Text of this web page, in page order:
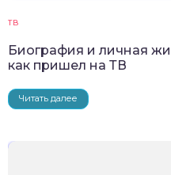
ТВ
Биография и личная
как пришел на ТВ
Читать далее